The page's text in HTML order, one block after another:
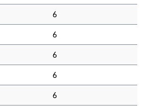
6
6
6
6
6